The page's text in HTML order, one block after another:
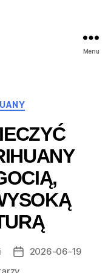
Menu
Data2026-06-19